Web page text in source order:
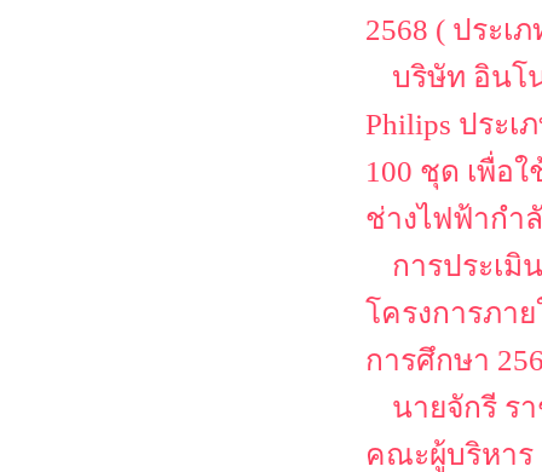
2568 ( ประเ
บริษัท อินโ
Philips ประเ
100 ชุด เพื่อ
ช่างไฟฟ้ากำ
การประเมิ
โครงการภา
การศึกษา
นายจักรี ร
คณะผู้บริหาร